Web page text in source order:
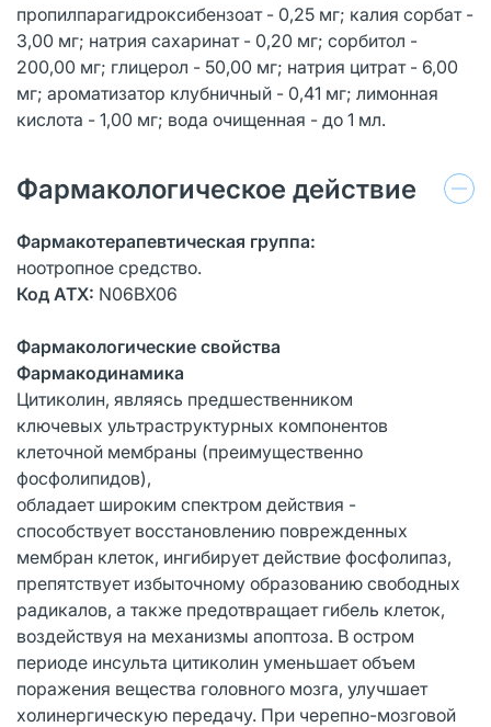
пропилпарагидроксибензоат - 0,25 мг; калия сорбат -
3,00 мг; натрия сахаринат - 0,20 мг; сорбитол -
200,00 мг; глицерол - 50,00 мг; натрия цитрат - 6,00
мг; ароматизатор клубничный - 0,41 мг; лимонная
кислота - 1,00 мг; вода очищенная - до 1 мл.
Фармакологическое действие
Фармакотерапевтическая группа:
ноотропное средство.
Код АТХ: N06ВХ06
Фармакологические свойства
Фармакодинамика
Цитиколин, являясь предшественником
ключевых ультраструктурных компонентов
клеточной мембраны (преимущественно
фосфолипидов),
обладает широким спектром действия -
способствует восстановлению поврежденных
мембран клеток, ингибирует действие фосфолипаз,
препятствует избыточному образованию свободных
радикалов, а также предотвращает гибель клеток,
воздействуя на механизмы апоптоза. В остром
периоде инсульта цитиколин уменьшает объем
поражения вещества головного мозга, улучшает
холинергическую передачу. При черепно-мозговой